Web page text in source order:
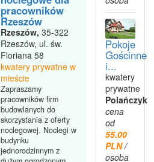
pracowników
Rzeszów
Rzeszów, 35-322
Rzeszów, ul. św.
Floriana 58
kwatery prywatne w
mieście
Zapraszamy
pracowników firm
budowlanych do
skorzystania z oferty
noclegowej. Noclegi w
budynku
jednorodzinnym z
Pokoje
Gościnne
i...
kwatery
prywatne
Polańczyk
cena
od
55.00
PLN/
osoba